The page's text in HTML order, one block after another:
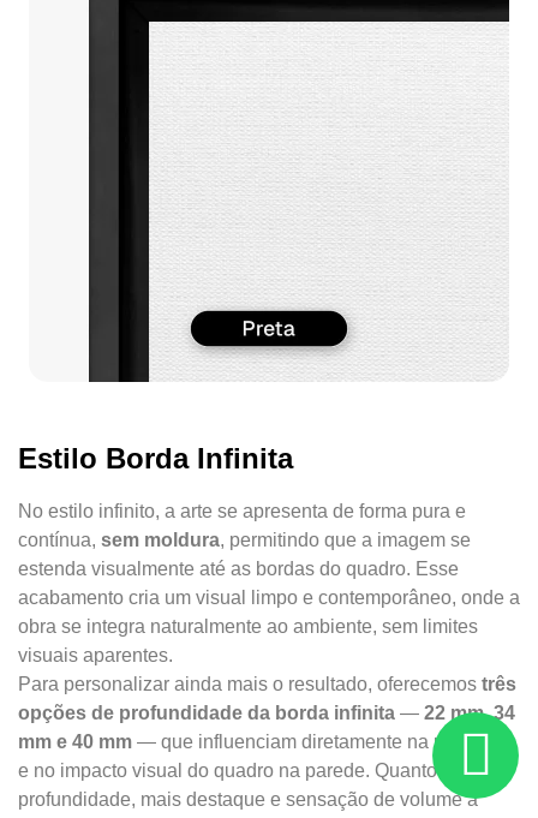
Estilo Borda Infinita
No estilo infinito, a arte se apresenta de forma pura e
contínua, sem moldura, permitindo que a imagem se
estenda visualmente até as bordas do quadro. Esse
acabamento cria um visual limpo e contemporâneo, onde a
obra se integra naturalmente ao ambiente, sem limites
visuais aparentes.
Para personalizar ainda mais o resultado, oferecemos três
opções de profundidade da borda infinita — 22 mm, 34
mm e 40 mm — que influenciam diretamente na presença
e no impacto visual do quadro na parede. Quanto maior a
profundidade, mais destaque e sensação de volume a